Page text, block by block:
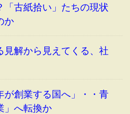
「古紙拾い」たちの現状
か
見解から見えてくる、社
が創業する国へ」・・青
」へ転換か